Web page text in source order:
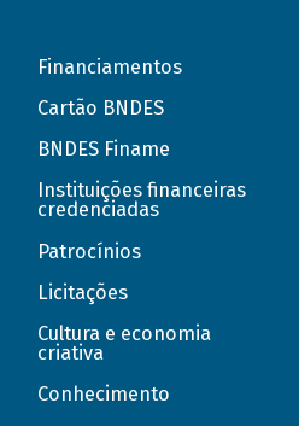
Financiamentos
Cartão BNDES
BNDES Finame
Instituições financeiras
credenciadas
Patrocínios
Licitações
Cultura e economia
criativa
Conhecimento